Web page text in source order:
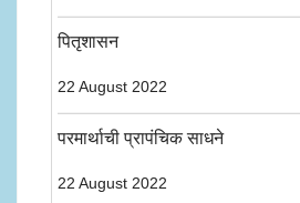
पितृशासन
22 August 2022
परमार्थाची प्रापंचिक साधने
22 August 2022